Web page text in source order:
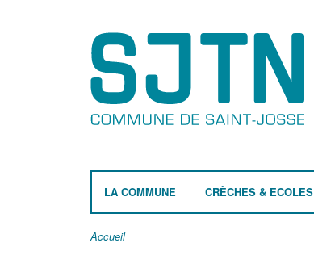
LA COMMUNE CRÈCHES & ECOLES
Accueil